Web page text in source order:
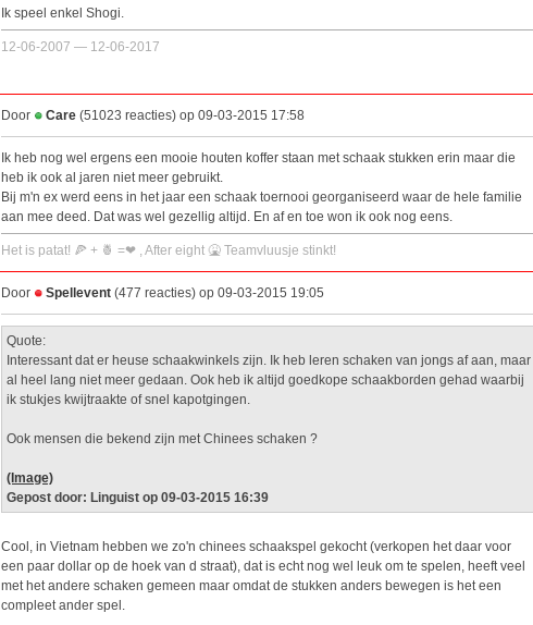
Ik speel enkel Shogi.
12-06-2007 — 12-06-2017
Door Care (51023 reacties) op 09-03-2015 17:58
Ik heb nog wel ergens een mooie houten koffer staan met schaak stukken erin maar die
heb ik ook al jaren niet meer gebruikt.
Bij m'n ex werd eens in het jaar een schaak toernooi georganiseerd waar de hele familie
aan mee deed. Dat was wel gezellig altijd. En af en toe won ik ook nog eens.
Het is patat! 🍕 + 🍍 =❤ , After eight 🤮 Teamvluusje stinkt!
Door Spellevent (477 reacties) op 09-03-2015 19:05
Quote:
Interessant dat er heuse schaakwinkels zijn. Ik heb leren schaken van jongs af aan, maar
al heel lang niet meer gedaan. Ook heb ik altijd goedkope schaakborden gehad waarbij
ik stukjes kwijtraakte of snel kapotgingen.
Ook mensen die bekend zijn met Chinees schaken ?
(Image)
Gepost door: Linguist op 09-03-2015 16:39
Cool, in Vietnam hebben we zo'n chinees schaakspel gekocht (verkopen het daar voor
een paar dollar op de hoek van d straat), dat is echt nog wel leuk om te spelen, heeft veel
met het andere schaken gemeen maar omdat de stukken anders bewegen is het een
compleet ander spel.